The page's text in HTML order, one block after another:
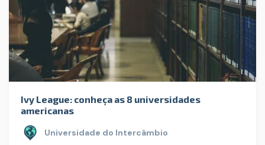
Ivy League: conheça as 8 universidades
americanas
Universidade do Intercâmbio